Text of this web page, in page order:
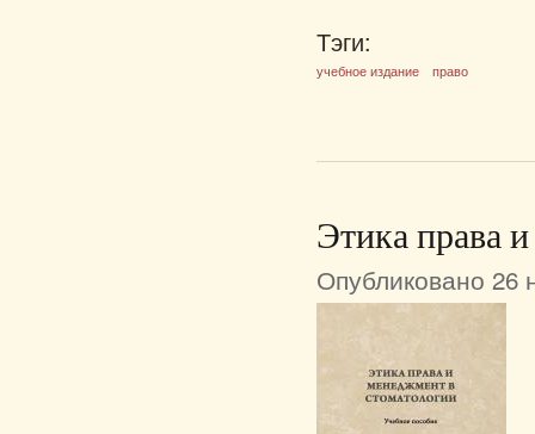
Тэги:
учебное издание право
Этика права
Опубликовано 26